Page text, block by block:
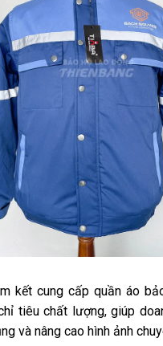
kết cung cấp quần áo
tiêu chất lượng, giúp
và nâng cao hình ảnh